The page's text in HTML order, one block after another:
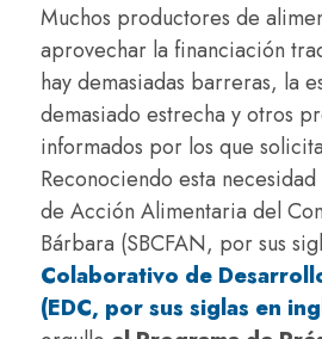
Muchos productores de
aprovechar la financiación
hay demasiadas barreras, la
demasiado estrecha y otros
informados por los que
Reconociendo esta
de Acción Alimentaria del
Bárbara (SBCFAN, por sus
Colaborativo de
(EDC, por sus siglas en